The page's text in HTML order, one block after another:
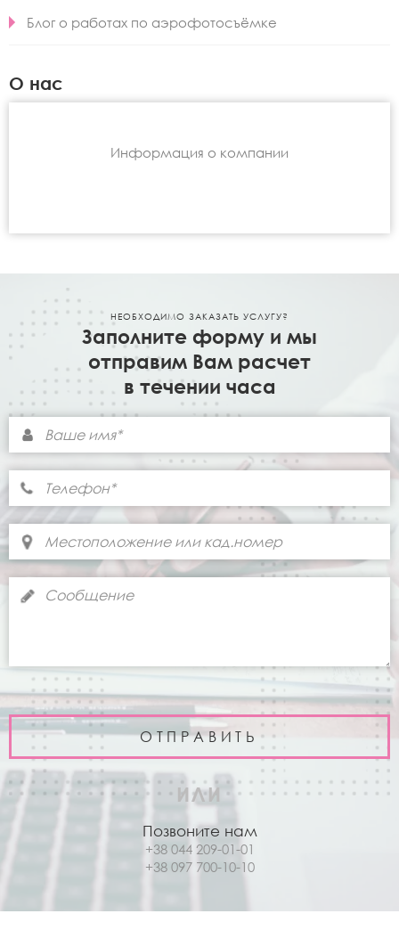
Блог о работах по аэрофотосъёмке
О нас
Информация о компании
НЕОБХОДИМО ЗАКАЗАТЬ УСЛУГУ?
Заполните форму и мы
отправим Вам расчет
в течении часа
ИЛИ
Позвоните нам
+38 044 209-01-01
+38 097 700-10-10